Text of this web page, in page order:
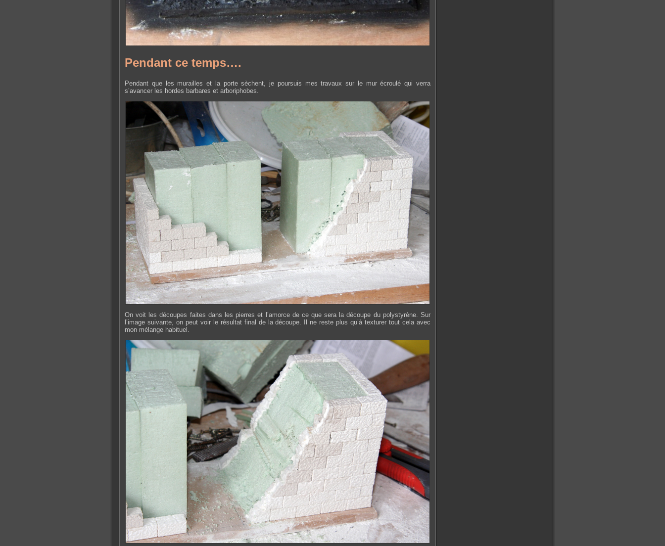
Pendant ce temps….
Pendant que les murailles et la porte sèchent, je poursuis mes travaux sur le mur écroulé qui verra
s’avancer les hordes barbares et arboriphobes.
On voit les découpes faites dans les pierres et l’amorce de ce que sera la découpe du polystyrène. Sur
l’image suivante, on peut voir le résultat final de la découpe. Il ne reste plus qu’à texturer tout cela avec
mon mélange habituel.